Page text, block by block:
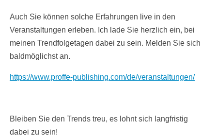
Auch Sie können solche Erfahrungen live in den
Veranstaltungen erleben. Ich lade Sie herzlich ein, bei
meinen Trendfolgetagen dabei zu sein. Melden Sie sich
baldmöglichst an.
https://www.proffe-publishing.com/de/veranstaltungen/
Bleiben Sie den Trends treu, es lohnt sich langfristig
dabei zu sein!